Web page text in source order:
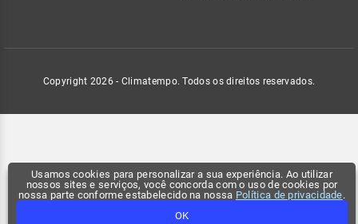
Usamos cookies para personalizar a sua experiência. Ao utilizar
nossos sites e serviços, você concorda com o uso de cookies por
nossa parte conforme estabelecido na nossa Política de privacidade.
OK
Copyright 2026 - Climatempo. Todos os direitos reservados.